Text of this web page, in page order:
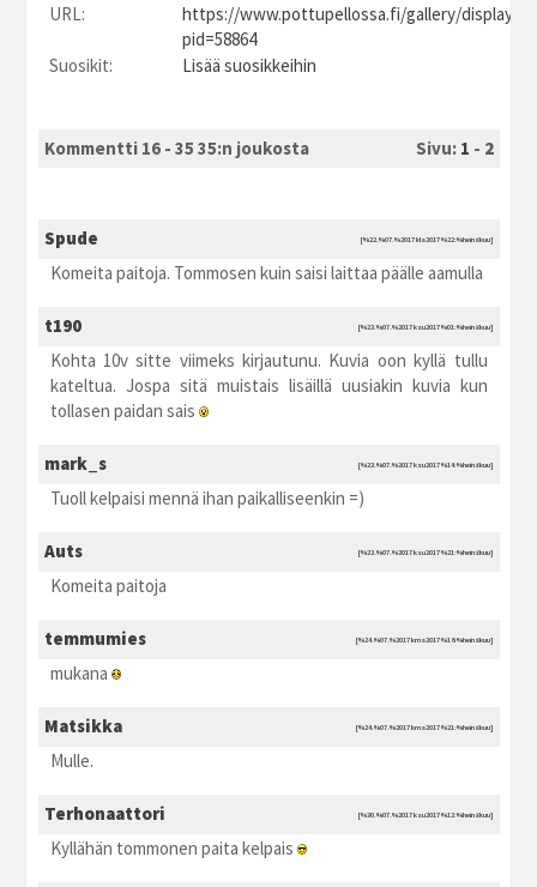
URL:
https://www.pottupellossa.fi/gallery/
pid=58864
Suosikit:
Lisää suosikkeihin
Kommentti 16 - 35 35:n joukosta Sivu: 1 - 2
Spude [%22.%07.%2017 kla2017 %22:%heinäkuu]
Komeita paitoja. Tommosen kuin saisi laittaa päälle aamulla
t190 [%23.%07.%2017 ksu2017 %01:%heinäkuu]
Kohta 10v sitte viimeks kirjautunu. Kuvia oon kyllä tullu
kateltua. Jospa sitä muistais lisäillä uusiakin kuvia kun
tollasen paidan sais
mark_s [%23.%07.%2017 ksu2017 %14:%heinäkuu]
Tuoll kelpaisi mennä ihan paikalliseenkin =)
Auts [%23.%07.%2017 ksu2017 %21:%heinäkuu]
Komeita paitoja
temmumies [%24.%07.%2017 kma2017 %16:%heinäkuu]
mukana
Matsikka [%24.%07.%2017 kma2017 %21:%heinäkuu]
Mulle.
Terhonaattori [%30.%07.%2017 ksu2017 %12:%heinäkuu]
Kyllähän tommonen paita kelpais